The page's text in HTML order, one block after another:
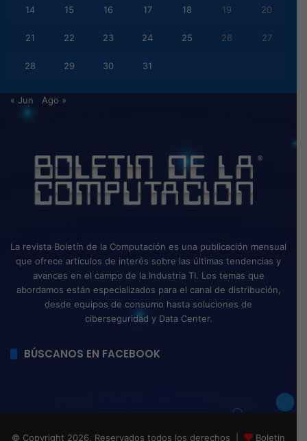
14 15 16 17 18 19 20
21 22 23 24 25 26 27
28 29 30 31
« Jun Ago »
La revista Boletín de la Computación es una publicación mensual
que ofrece artículos de interés sobre las últimas tendencias y
avances en el campo de la Industria TI. Los temas que
abordamos están especializados para el canal de distribución,
desde equipos de consumo hasta soluciones de
ciberseguridad y Data Center.
BÚSCANOS EN FACEBOOK
© Copyright 2026, Reservados todos los derechos | Boletin